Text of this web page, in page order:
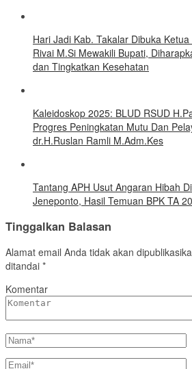
Hari Jadi Kab. Takalar Dibuka
Rivai M.Si Mewakili Bupati,
dan Tingkatkan Kesehatan
Kaleidoskop 2025: BLUD RSUD
Progres Peningkatan Mutu Dan
dr.H.Ruslan Ramli M.Adm.Kes
Tantang APH Usut Angaran Hibah
Jeneponto, Hasil Temuan BPK TA
Tinggalkan Balasan
Alamat email Anda tidak akan
ditandai *
Komentar